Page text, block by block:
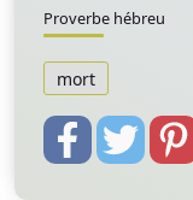
Proverbe hébreu
mort